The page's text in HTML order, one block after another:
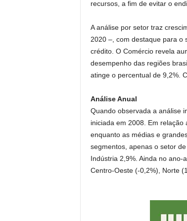
recursos, a fim de evitar o
A análise por setor traz
2020 –, com destaque para o
crédito. O Comércio revela
desempenho das regiões
atinge o percentual de 9,2%.
Análise Anual
Quando observada a análise
iniciada em 2008. Em
enquanto as médias e
segmentos, apenas o setor
Indústria 2,9%. Ainda no
Centro-Oeste (-0,2%), Norte